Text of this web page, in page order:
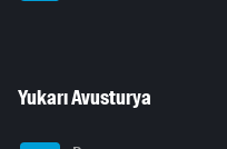
Yukarı Avusturya